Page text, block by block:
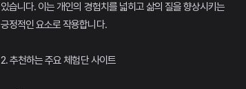
있습니다. 이는 개인의 경험치를 넓히고 삶의 질을 향상시키는
긍정적인 요소로 작용합니다.
2. 추천하는 주요 체험단 사이트